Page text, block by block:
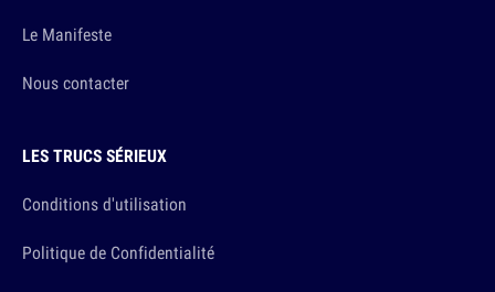
Le Manifeste
Nous contacter
LES TRUCS SÉRIEUX
Conditions d'utilisation
Politique de Confidentialité